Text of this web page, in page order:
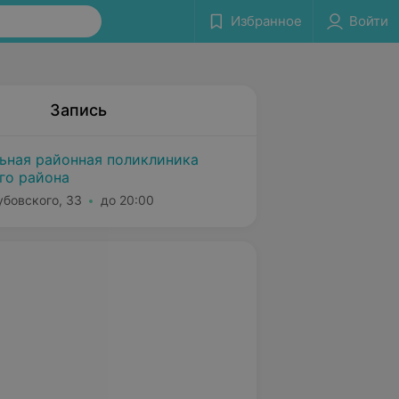
Избранное Войти
Запись
районная поликлиника
района
33 до 20:00